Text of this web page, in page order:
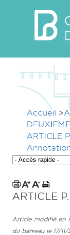
Accueil >
ARTICLE
ARTICLE
Article modifié en
du barreau le 17/